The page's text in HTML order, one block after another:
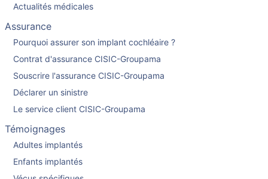
Actualités médicales
Assurance
Pourquoi assurer son implant cochléaire ?
Contrat d'assurance CISIC-Groupama
Souscrire l'assurance CISIC-Groupama
Déclarer un sinistre
Le service client CISIC-Groupama
Témoignages
Adultes implantés
Enfants implantés